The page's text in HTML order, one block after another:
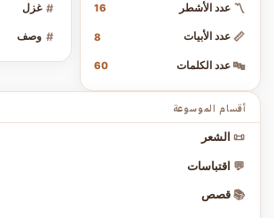
# غزل
# وصف
〽️ عدد الأشطر 16
📏 عدد الأبيات 8
🔤 عدد الكلمات 60
أقسام الموسوعة
📜 الشعر
💬 اقتباسات
📚 قصص